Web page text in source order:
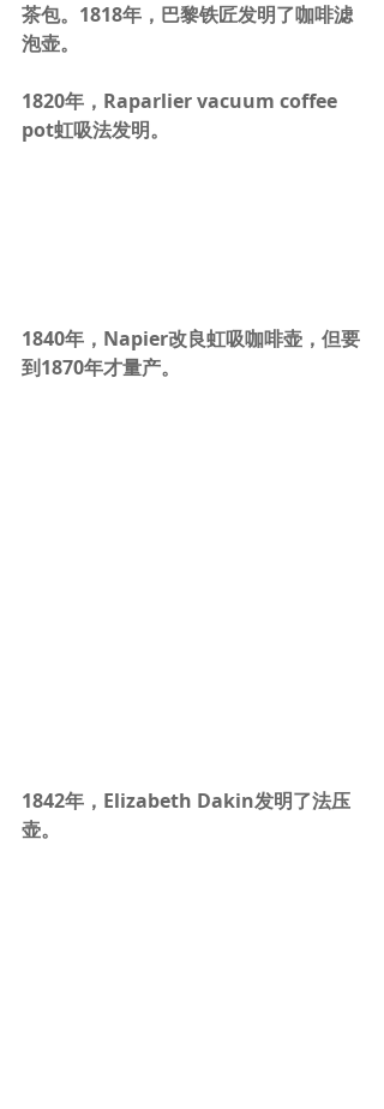
茶包。 1818年，巴黎铁匠发明了咖啡滤
泡壶。
1820年，Raparlier vacuum coffee
pot虹吸法发明。
1840年，Napier改良虹吸咖啡壶，但要
到1870年才量产。
1842年，Elizabeth Dakin发明了法压
壶。